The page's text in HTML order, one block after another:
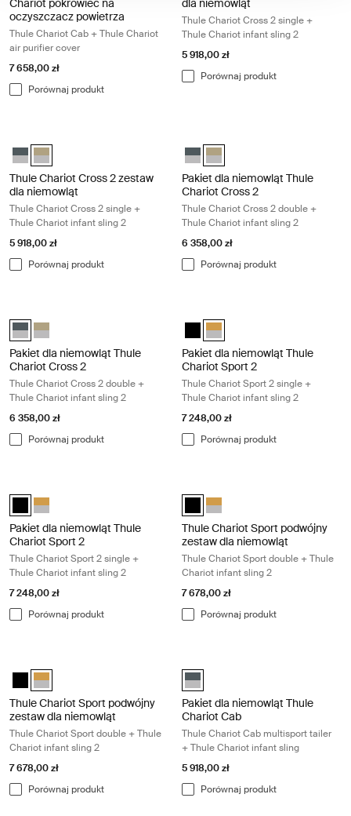
oczyszczacz powietrza
Thule Chariot Cab + Thule Chariot
air purifier cover
7 658,00 zł
Porównaj produkt
Thule Chariot Cross 2 single +
Thule Chariot infant sling 2
5 918,00 zł
Porównaj produkt
Thule Chariot Cross 2 zestaw dla niemowląt Ciemnoszary
Thule Chariot Cross 2 zestaw dla niemowląt Wyblakły khaki
Thule Chariot Cross 2 zestaw
dla niemowląt
Thule Chariot Cross 2 single +
Thule Chariot infant sling 2
5 918,00 zł
Porównaj produkt
Pakiet dla niemowląt Thule
Pakiet dla niemowląt Thule
Pakiet dla niemowląt Thule
Chariot Cross 2
Thule Chariot Cross 2 double +
Thule Chariot infant sling 2
6 358,00 zł
Porównaj produkt
Pakiet dla niemowląt Thule Chariot Cross 2 Ciemnoszary (selected)
Pakiet dla niemowląt Thule Chariot Cross 2 Wyblakły khaki
Pakiet dla niemowląt Thule
Chariot Cross 2
Thule Chariot Cross 2 double +
Thule Chariot infant sling 2
6 358,00 zł
Porównaj produkt
Pakiet dla niemowląt Thule
Pakiet dla niemowląt Thule
Pakiet dla niemowląt Thule
Chariot Sport 2
Thule Chariot Sport 2 single +
Thule Chariot infant sling 2
7 248,00 zł
Porównaj produkt
Pakiet dla niemowląt Thule Chariot Sport 2 Czarny (selected)
Pakiet dla niemowląt Thule Chariot Sport 2 Natural Gold
Pakiet dla niemowląt Thule
Chariot Sport 2
Thule Chariot Sport 2 single +
Thule Chariot infant sling 2
7 248,00 zł
Porównaj produkt
Thule Chariot Sport podwójny
Thule Chariot Sport
Thule Chariot Sport podwójny
zestaw dla niemowląt
Thule Chariot Sport double + Thule
Chariot infant sling 2
7 678,00 zł
Porównaj produkt
Thule Chariot Sport podwójny zestaw dla niemowląt Czarny
Thule Chariot Sport podwójny zestaw dla niemowląt Natural
Thule Chariot Sport podwójny
zestaw dla niemowląt
Thule Chariot Sport double + Thule
Chariot infant sling 2
7 678,00 zł
Porównaj produkt
Pakiet dla niemowląt Thule
Pakiet dla niemowląt Thule
Chariot Cab
Thule Chariot Cab multisport tailer
+ Thule Chariot infant sling
5 918,00 zł
Porównaj produkt